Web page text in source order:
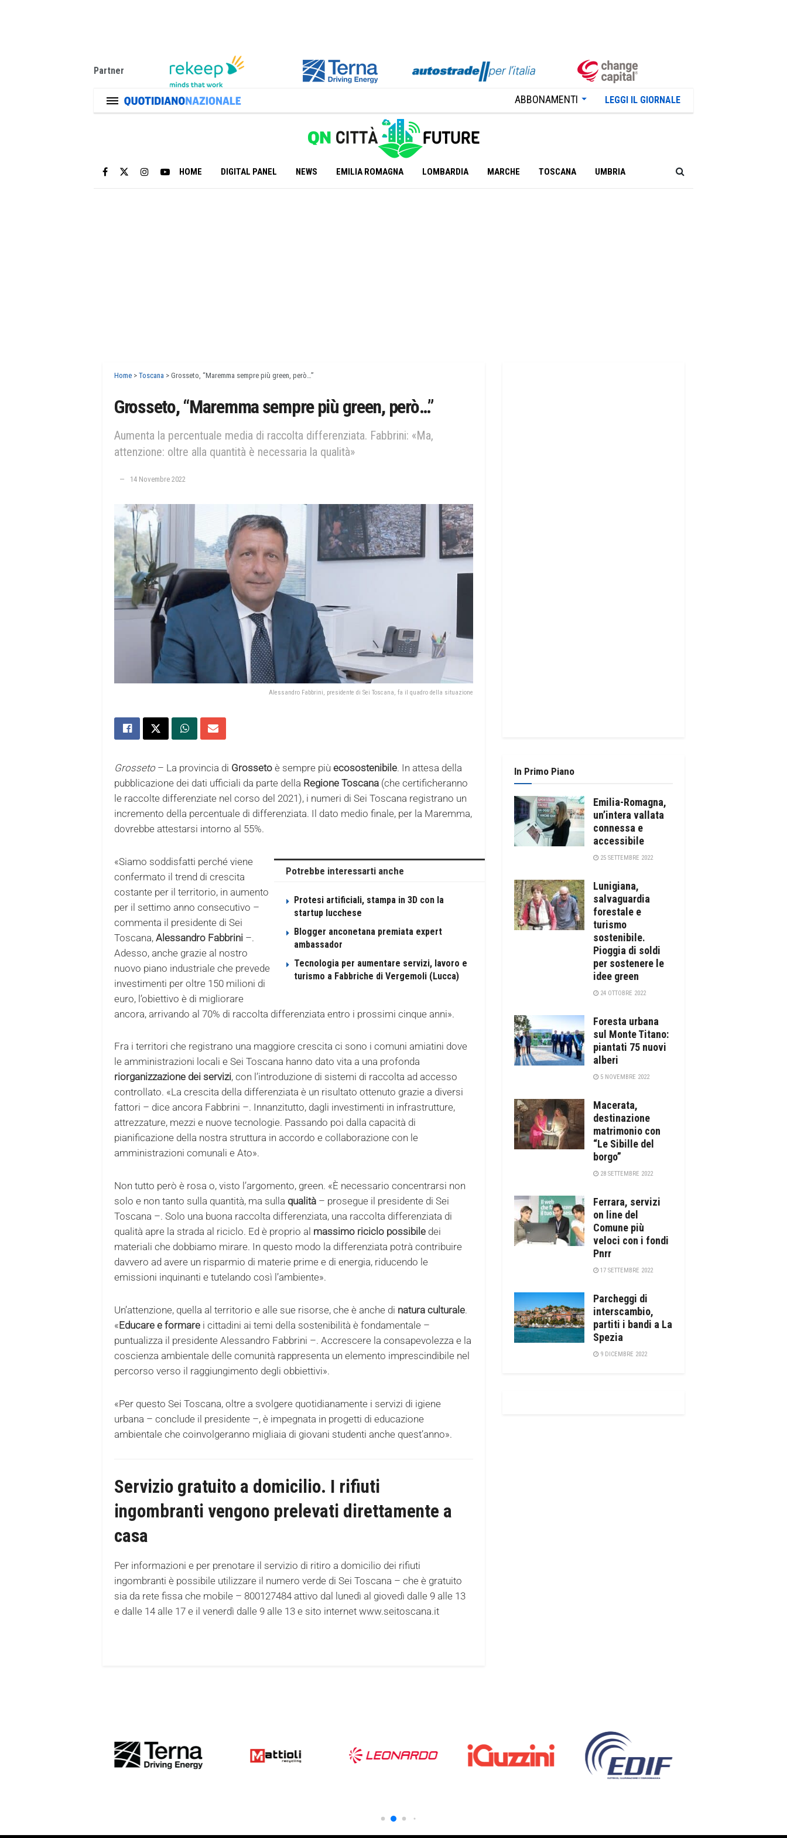
Partner
ABBONAMENTI LEGGI IL GIORNALE
HOME DIGITAL PANEL NEWS EMILIA ROMAGNA LOMBARDIA MARCHE TOSCANA UMBRIA
Home > Toscana > Grosseto, “Maremma sempre più green, però…”
Grosseto, “Maremma sempre più green, però…”
Aumenta la percentuale media di raccolta differenziata. Fabbrini: «Ma,
attenzione: oltre alla quantità è necessaria la qualità»
14 Novembre 2022
Alessandro Fabbrini, presidente di Sei Toscana, fa il quadro della situazione
Grosseto – La provincia di Grosseto è sempre più ecosostenibile. In attesa della
pubblicazione dei dati ufficiali da parte della Regione Toscana (che certificheranno
le raccolte differenziate nel corso del 2021), i numeri di Sei Toscana registrano un
incremento della percentuale di differenziata. Il dato medio finale, per la Maremma,
dovrebbe attestarsi intorno al 55%.
Potrebbe interessarti anche
Protesi artificiali, stampa in 3D con la
startup lucchese
Blogger anconetana premiata expert
ambassador
Tecnologia per aumentare servizi, lavoro e
turismo a Fabbriche di Vergemoli (Lucca)
«Siamo soddisfatti perché viene
confermato il trend di crescita
costante per il territorio, in aumento
per il settimo anno consecutivo –
commenta il presidente di Sei
Toscana, Alessandro Fabbrini –.
Adesso, anche grazie al nostro
nuovo piano industriale che prevede
investimenti per oltre 150 milioni di
euro, l’obiettivo è di migliorare
ancora, arrivando al 70% di raccolta differenziata entro i prossimi cinque anni».
Fra i territori che registrano una maggiore crescita ci sono i comuni amiatini dove
le amministrazioni locali e Sei Toscana hanno dato vita a una profonda
riorganizzazione dei servizi, con l’introduzione di sistemi di raccolta ad accesso
controllato. «La crescita della differenziata è un risultato ottenuto grazie a diversi
fattori – dice ancora Fabbrini –. Innanzitutto, dagli investimenti in infrastrutture,
attrezzature, mezzi e nuove tecnologie. Passando poi dalla capacità di
pianificazione della nostra struttura in accordo e collaborazione con le
amministrazioni comunali e Ato».
Non tutto però è rosa o, visto l’argomento, green. «È necessario concentrarsi non
solo e non tanto sulla quantità, ma sulla qualità – prosegue il presidente di Sei
Toscana –. Solo una buona raccolta differenziata, una raccolta differenziata di
qualità apre la strada al riciclo. Ed è proprio al massimo riciclo possibile dei
materiali che dobbiamo mirare. In questo modo la differenziata potrà contribuire
davvero ad avere un risparmio di materie prime e di energia, riducendo le
emissioni inquinanti e tutelando così l’ambiente».
Un’attenzione, quella al territorio e alle sue risorse, che è anche di natura culturale.
«Educare e formare i cittadini ai temi della sostenibilità è fondamentale –
puntualizza il presidente Alessandro Fabbrini –. Accrescere la consapevolezza e la
coscienza ambientale delle comunità rappresenta un elemento imprescindibile nel
percorso verso il raggiungimento degli obbiettivi».
«Per questo Sei Toscana, oltre a svolgere quotidianamente i servizi di igiene
urbana – conclude il presidente –, è impegnata in progetti di educazione
ambientale che coinvolgeranno migliaia di giovani studenti anche quest’anno».
Servizio gratuito a domicilio. I rifiuti
ingombranti vengono prelevati direttamente a
casa
Per informazioni e per prenotare il servizio di ritiro a domicilio dei rifiuti
ingombranti è possibile utilizzare il numero verde di Sei Toscana – che è gratuito
sia da rete fissa che mobile – 800127484 attivo dal lunedì al giovedì dalle 9 alle 13
e dalle 14 alle 17 e il venerdì dalle 9 alle 13 e sito internet www.seitoscana.it
In Primo Piano
Emilia-Romagna,
un’intera vallata
connessa e
accessibile
25 SETTEMBRE 2022
Lunigiana,
salvaguardia
forestale e
turismo
sostenibile.
Pioggia di soldi
per sostenere le
idee green
24 OTTOBRE 2022
Foresta urbana
sul Monte Titano:
piantati 75 nuovi
alberi
5 NOVEMBRE 2022
Macerata,
destinazione
matrimonio con
“Le Sibille del
borgo”
28 SETTEMBRE 2022
Ferrara, servizi
on line del
Comune più
veloci con i fondi
Pnrr
17 SETTEMBRE 2022
Parcheggi di
interscambio,
partiti i bandi a La
Spezia
9 DICEMBRE 2022